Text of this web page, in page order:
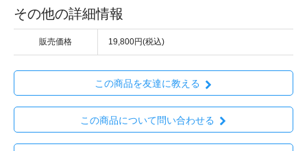
その他の詳細情報
販売価格 19,800円(税込)
この商品を友達に教える
この商品について問い合わせる